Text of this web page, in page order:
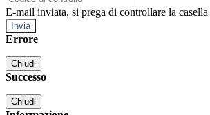
E-mail inviata, si prega di controllare la
Errore
Chiudi
Successo
Chiudi